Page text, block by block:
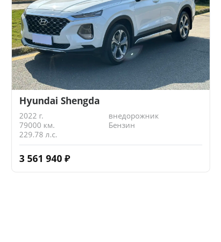
Hyundai Shengda
2022 г.
внедорожник
79000 км.
Бензин
229.78 л.с.
3 561 940 ₽